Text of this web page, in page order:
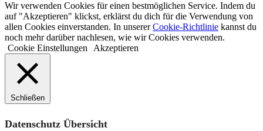
Wir verwenden Cookies für einen bestmöglichen Service. Indem du
auf "Akzeptieren" klickst, erklärst du dich für die Verwendung von
allen Cookies einverstanden. In unsererCookie-Richtlinie kannst du
noch mehr darüber nachlesen, wie wir Cookies verwenden.
Cookie Einstellungen
Akzeptieren
Schließen
Datenschutz Übersicht